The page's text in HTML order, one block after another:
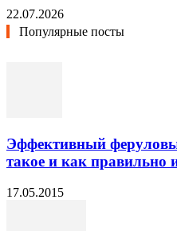
22.07.2026
Популярные посты
Эффективный
такое и как правильно
17.05.2015